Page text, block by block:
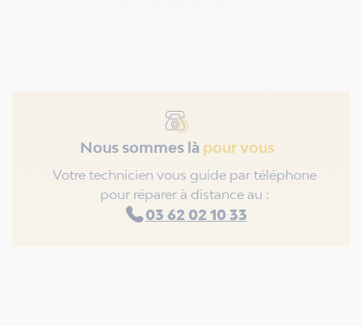
Nous sommes là pour vous
Votre technicien vous guide par téléphone
pour réparer à distance au :
03 62 02 10 33